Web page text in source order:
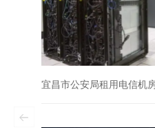
宜昌市公安局租用电信机